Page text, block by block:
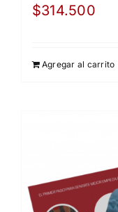
$314.500
Agregar al carrito